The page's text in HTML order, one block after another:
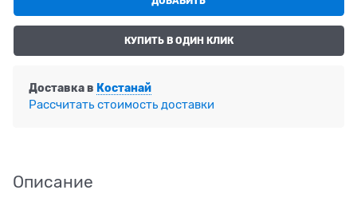
КУПИТЬ В ОДИН КЛИК
Доставка в Костанай
Рассчитать стоимость доставки
Описание